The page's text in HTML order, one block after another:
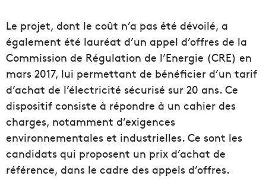
Le projet, dont le coût n’a pas été dévoilé, a
également été lauréat d’un appel d’offres de la
Commission de Régulation de l’Energie (CRE) en
mars 2017, lui permettant de bénéficier d’un tarif
d’achat de l’électricité sécurisé sur 20 ans. Ce
dispositif consiste à répondre à un cahier des
charges, notamment d’exigences
environnementales et industrielles. Ce sont les
candidats qui proposent un prix d’achat de
référence, dans le cadre des appels d’offres.